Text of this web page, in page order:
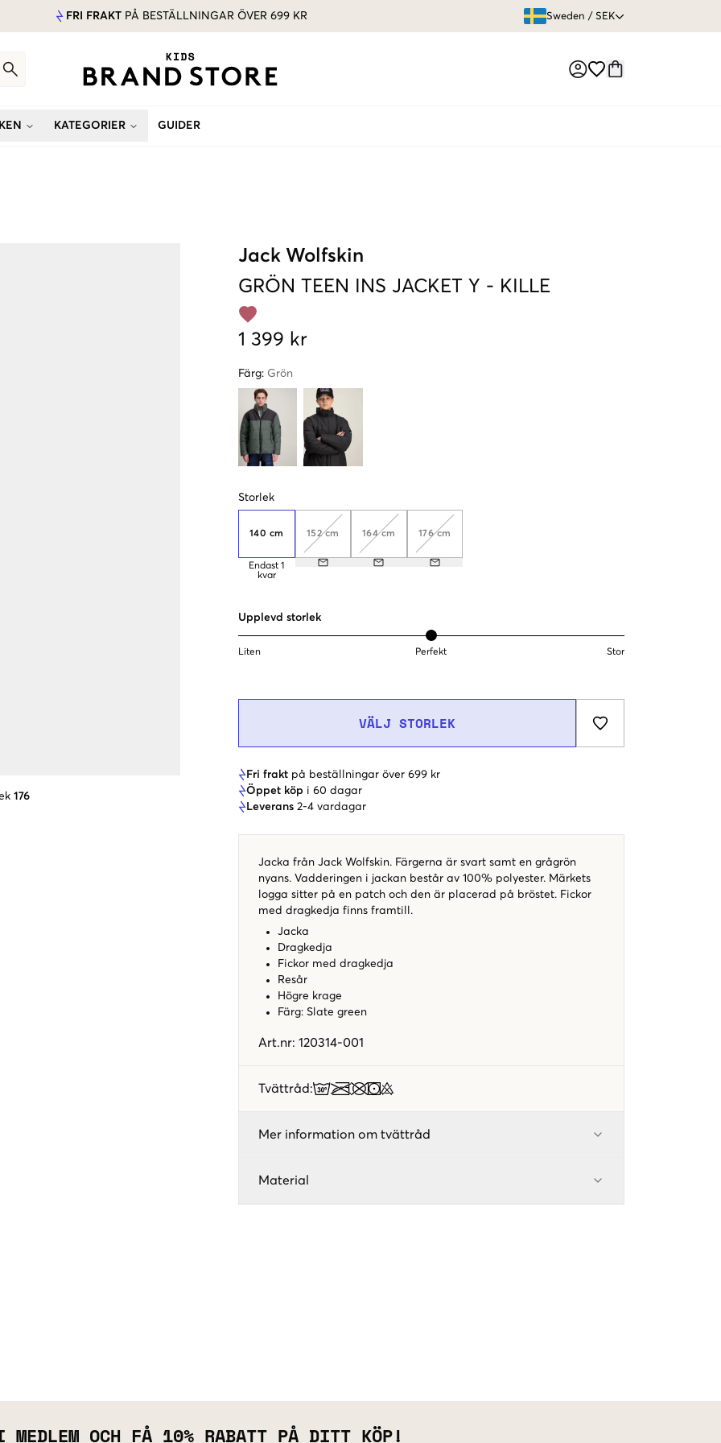
FRI FRAKT PÅ BESTÄLLNINGAR ÖVER 699 KR Sweden / SEK
KATEGORIER GUIDER
176
Jack Wolfskin
GRÖN TEEN INS JACKET Y - KILLE
1 399 kr
Färg: Grön
Storlek
140 cm
Endast 1
kvar
152 cm 164 cm 176 cm
Upplevd storlek
Liten Perfekt Stor
VÄLJ STORLEK
Fri frakt på beställningar över 699 kr
Öppet köp i 60 dagar
Leverans 2-4 vardagar
Jacka från Jack Wolfskin. Färgerna är svart samt en grågrön
nyans. Vadderingen i jackan består av 100% polyester. Märkets
logga sitter på en patch och den är placerad på bröstet. Fickor
med dragkedja finns framtill.
Jacka
Dragkedja
Fickor med dragkedja
Resår
Högre krage
Färg: Slate green
Art.nr: 120314-001
Tvättråd:
Mer information om tvättråd
Material
MEDLEM OCH FÅ 10% RABATT PÅ DITT KÖP!